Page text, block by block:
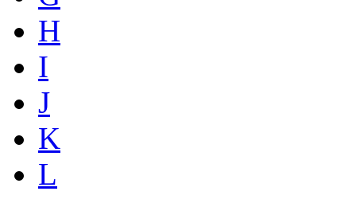
H
I
J
K
L